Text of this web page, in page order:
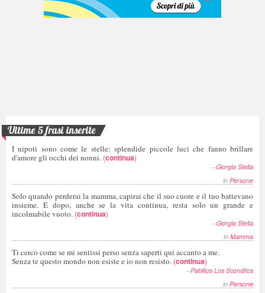
Ultime 5 frasi inserite
I nipoti sono come le stelle: splendide piccole luci che fanno brillare
d'amore gli occhi dei nonni. (continua)
--Giorgia Stella
in Persone
Solo quando perderai la mamma, capirai che il suo cuore e il tuo battevano
insieme. E dopo, anche se la vita continua, resta solo un grande e
incolmabile vuoto. (continua)
--Giorgia Stella
in Mamma
Ti cerco come se mi sentissi perso senza saperti qui accanto a me.
Senza te questo mondo non esiste e io non resisto. (continua)
--Pablitos Los Sconditos
in Persone